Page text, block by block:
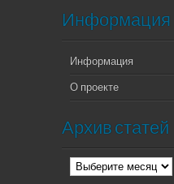
Информация
Информация
О проекте
Архив статей
Архив
статей